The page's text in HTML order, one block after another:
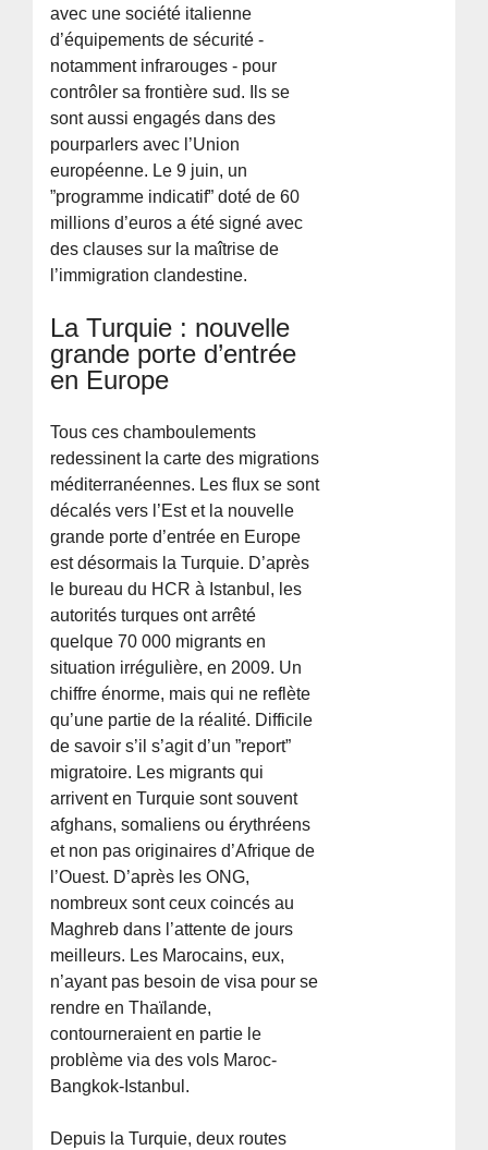
avec une société italienne
d’équipements de sécurité -
notamment infrarouges - pour
contrôler sa frontière sud. Ils se
sont aussi engagés dans des
pourparlers avec l’Union
européenne. Le 9 juin, un
”programme indicatif” doté de 60
millions d’euros a été signé avec
des clauses sur la maîtrise de
l’immigration clandestine.
La Turquie : nouvelle
grande porte d’entrée
en Europe
Tous ces chamboulements
redessinent la carte des migrations
méditerranéennes. Les flux se sont
décalés vers l’Est et la nouvelle
grande porte d’entrée en Europe
est désormais la Turquie. D’après
le bureau du HCR à Istanbul, les
autorités turques ont arrêté
quelque 70 000 migrants en
situation irrégulière, en 2009. Un
chiffre énorme, mais qui ne reflète
qu’une partie de la réalité. Difficile
de savoir s’il s’agit d’un ”report”
migratoire. Les migrants qui
arrivent en Turquie sont souvent
afghans, somaliens ou érythréens
et non pas originaires d’Afrique de
l’Ouest. D’après les ONG,
nombreux sont ceux coincés au
Maghreb dans l’attente de jours
meilleurs. Les Marocains, eux,
n’ayant pas besoin de visa pour se
rendre en Thaïlande,
contourneraient en partie le
problème via des vols Maroc-
Bangkok-Istanbul.
Depuis la Turquie, deux routes